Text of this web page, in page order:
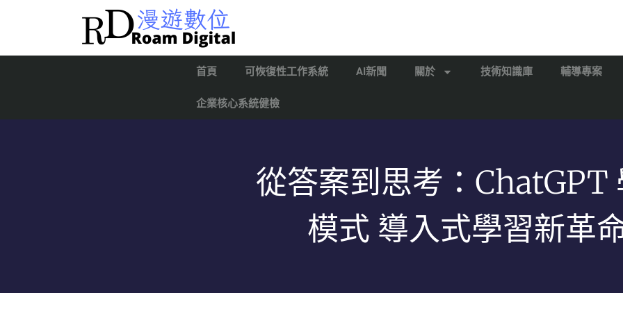
首頁 可恢復性工作系統 AI新聞 關於 技術知識庫 輔導專案
企業核心系統健檢
從答案到思考：ChatGPT
模式 導入式學習新革